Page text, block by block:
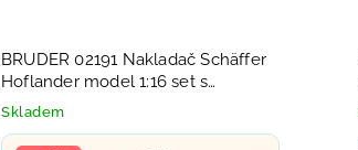
BRUDER 02191 Nakladač Schäffer
Hoflander model 1:16 set s
příslušenstvím plast
Skladem